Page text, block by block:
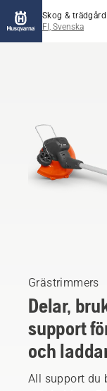
Skog & trädgård
FI, Svenska
Grästrimmers
Delar,
support
och
All support du